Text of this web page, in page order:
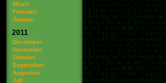
Maart
Februari
Januari
2011
December
November
Oktober
September
Augustus
Juli